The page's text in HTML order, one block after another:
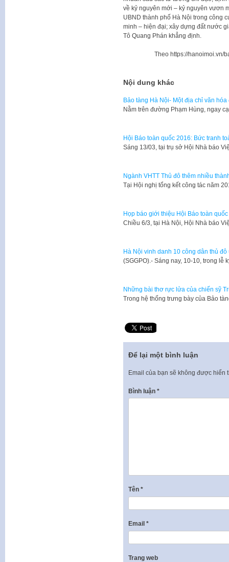
về kỷ nguyên mới – kỷ nguyên vươn
UBND thành phố Hà Nội trong công
minh – hiện đại; xây dựng đất nước
Tô Quang Phán khẳng định.
Theo https://hanoimoi.vn/
Nội dung khác
Bảo tàng Hà Nội- Một địa chỉ văn
Nằm trên đường Phạm Hùng, ngay
Hội Báo toàn quốc 2016: Bức tranh
Sáng 13/03, tại trụ sở Hội Nhà báo
Ngành VHTT Thủ đô thêm nhiều
Tại Hội nghị tổng kết công tác năm
Họp báo giới thiệu Hội Báo toàn
Chiều 6/3, tại Hà Nội, Hội Nhà báo
Hà Nội vinh danh 10 công dân thủ
​(SGGPO).- Sáng nay, 10-10, trong
Những bài thơ rực lửa của chiến sỹ
Trong hệ thống trưng bày của Bảo
Để lại một bình luận
Email của bạn sẽ không được hiển
Bình luận *
Tên *
Email *
Trang web